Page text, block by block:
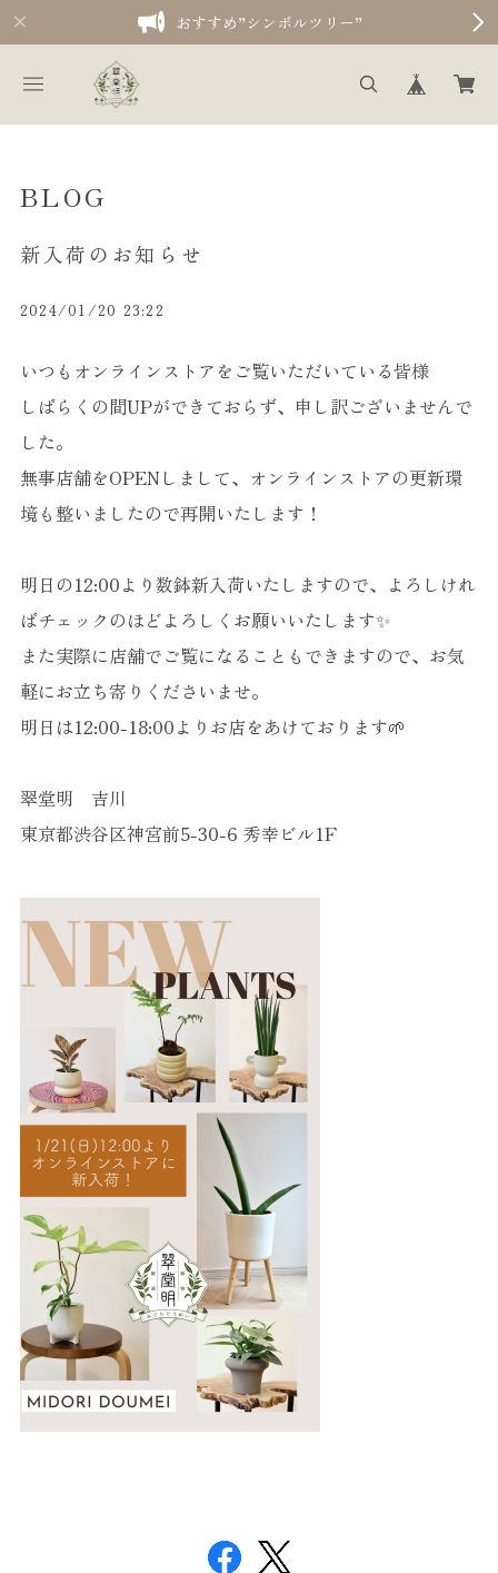
おすすめ”シンボルツリー”
BLOG
新入荷のお知らせ
2024/01/20 23:22
いつもオンラインストアをご覧いただいている皆様
しばらくの間UPができておらず、申し訳ございませんで
した。
無事店舗をOPENしまして、オンラインストアの更新環
境も整いましたので再開いたします！
明日の12:00より数鉢新入荷いたしますので、よろしけれ
ばチェックのほどよろしくお願いいたします✨
また実際に店舗でご覧になることもできますので、お気
軽にお立ち寄りくださいませ。
明日は12:00-18:00よりお店をあけております🌱
翠堂明 吉川
東京都渋谷区神宮前5-30-6 秀幸ビル1F